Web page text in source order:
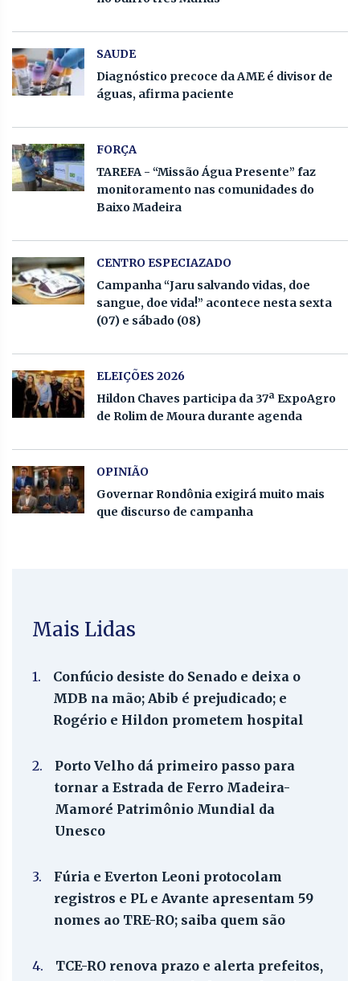
SAUDE
Diagnóstico precoce da AME é divisor de
águas, afirma paciente
FORÇA
TAREFA - “Missão Água Presente” faz
monitoramento nas comunidades do
Baixo Madeira
CENTRO ESPECIAZADO
Campanha “Jaru salvando vidas, doe
sangue, doe vida!” acontece nesta sexta
(07) e sábado (08)
ELEIÇÕES 2026
Hildon Chaves participa da 37ª ExpoAgro
de Rolim de Moura durante agenda
OPINIÃO
Governar Rondônia exigirá muito mais
que discurso de campanha
Mais Lidas
1.
Confúcio desiste do Senado e deixa o
MDB na mão; Abib é prejudicado; e
Rogério e Hildon prometem hospital
2.
Porto Velho dá primeiro passo para
tornar a Estrada de Ferro Madeira-
Mamoré Patrimônio Mundial da
Unesco
3.
Fúria e Everton Leoni protocolam
registros e PL e Avante apresentam 59
nomes ao TRE-RO; saiba quem são
4.
TCE-RO renova prazo e alerta prefeitos,